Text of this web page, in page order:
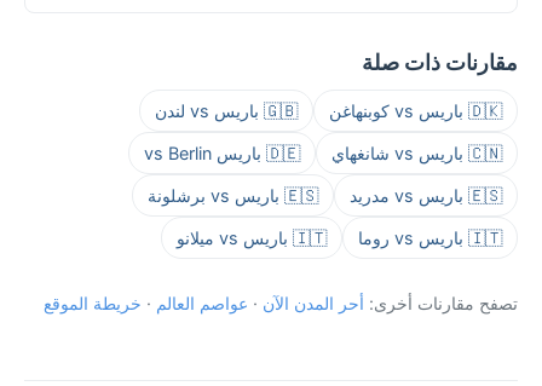
مقارنات ذات صلة
🇩🇰 باريس vs كوبنهاغن 🇬🇧 باريس vs لندن
🇨🇳 باريس vs شانغهاي 🇩🇪 باريس vs Berlin
🇪🇸 باريس vs مدريد 🇪🇸 باريس vs برشلونة
🇮🇹 باريس vs روما 🇮🇹 باريس vs ميلانو
تصفح مقارنات أخرى: أحر المدن الآن · عواصم العالم · خريطة الموقع